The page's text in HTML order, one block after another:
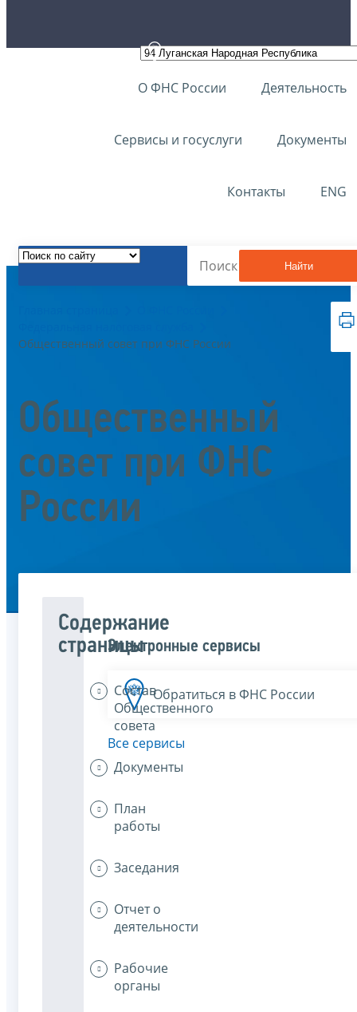
О ФНС России Деятельность
Сервисы и госуслуги Документы
Контакты ENG
Найти
Общественный совет при ФНС России
Общественный
совет при ФНС
России
Содержание
страницы
Состав
Общественного
совета
Документы
План
работы
Заседания
Отчет о
деятельности
Рабочие
органы
Электронные сервисы
Обратиться в ФНС России
Все сервисы